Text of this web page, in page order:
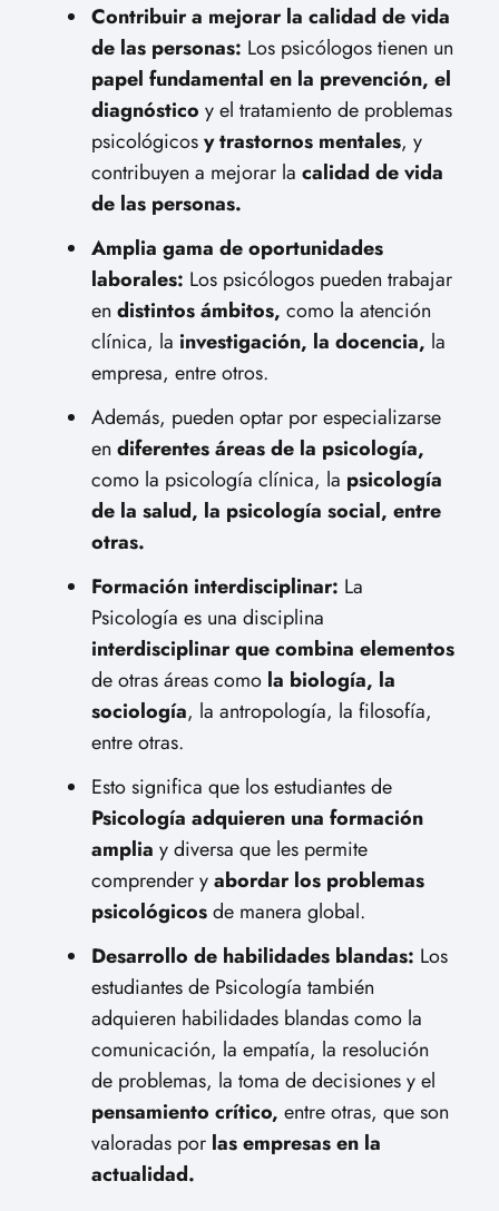
Contribuir a mejorar la calidad de vida
de las personas: Los psicólogos tienen un
papel fundamental en la prevención, el
diagnóstico y el tratamiento de problemas
psicológicosy trastornos mentales, y
contribuyen a mejorar la calidad de vida
de las personas.
Amplia gama de oportunidades
laborales: Los psicólogos pueden trabajar
en distintos ámbitos, como la atención
clínica, la investigación, la docencia, la
empresa, entre otros.
Además, pueden optar por especializarse
en diferentes áreas de la psicología,
como la psicología clínica, la psicología
de la salud, la psicología social, entre
otras.
Formación interdisciplinar: La
Psicología es una disciplina
interdisciplinar que combina elementos
de otras áreas como la biología, la
sociología, la antropología, la filosofía,
entre otras.
Esto significa que los estudiantes de
Psicología adquieren una formación
amplia y diversa que les permite
comprender yabordar los problemas
psicológicosde manera global.
Desarrollo de habilidades blandas: Los
estudiantes de Psicología también
adquieren habilidades blandas como la
comunicación, la empatía, la resolución
de problemas, la toma de decisiones y el
pensamiento crítico, entre otras, que son
valoradas por las empresas en la
actualidad.